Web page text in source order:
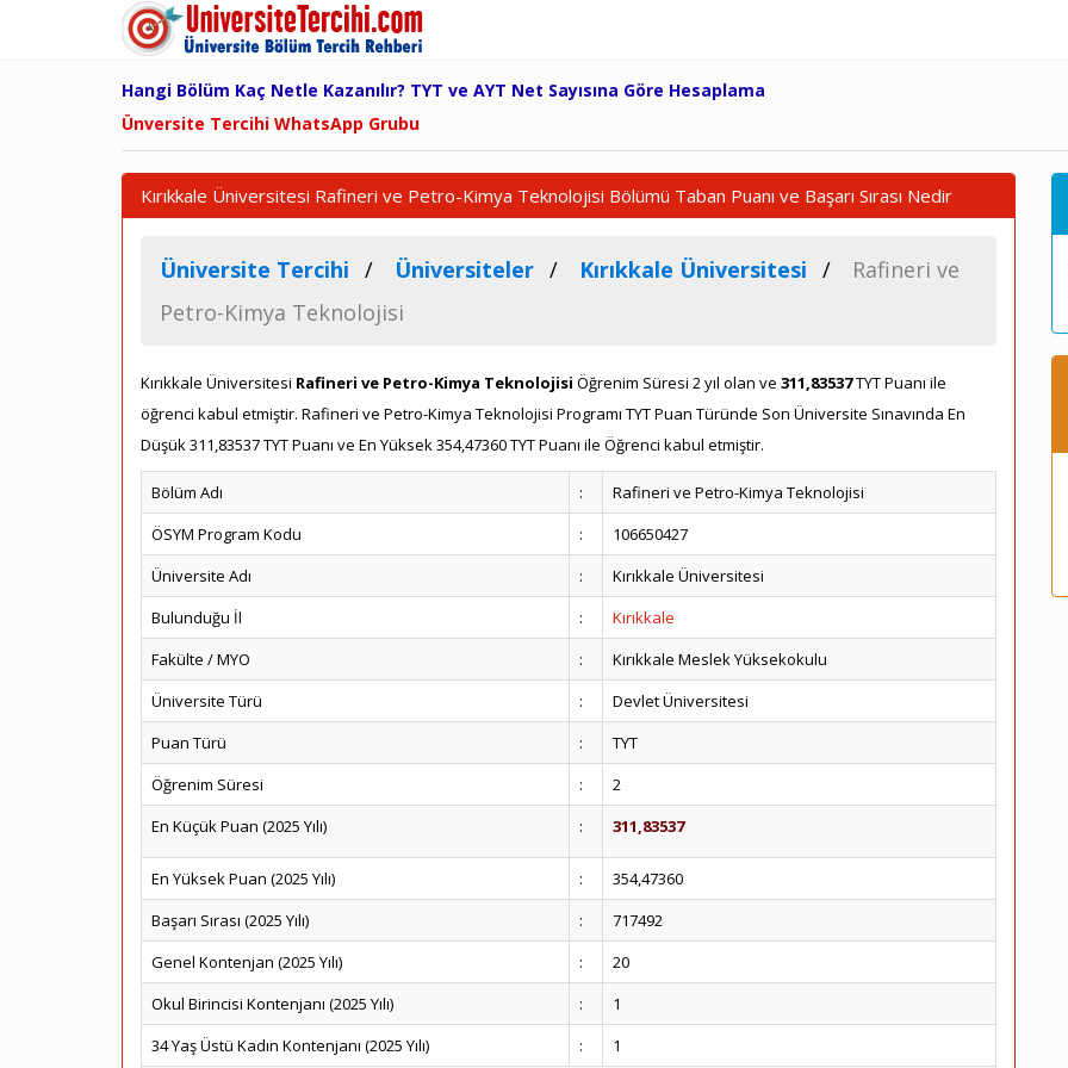
Hangi Bölüm Kaç Netle Kazanılır? TYT ve AYT Net Sayısına Göre Hesaplama
Ünversite Tercihi WhatsApp Grubu
Kırıkkale Üniversitesi Rafineri ve Petro-Kimya Teknolojisi Bölümü Taban Puanı ve Başarı Sırası Nedir
Üniversite Tercihi Üniversiteler Kırıkkale Üniversitesi
Rafineri ve
Petro-Kimya Teknolojisi
Kırıkkale Üniversitesi Rafineri ve Petro-Kimya Teknolojisi Öğrenim Süresi 2 yıl olan ve 311,83537TYT Puanı ile
öğrenci kabul etmiştir. Rafineri ve Petro-Kimya Teknolojisi Programı TYT Puan Türünde Son Üniversite Sınavında En
Düşük 311,83537 TYT Puanı ve En Yüksek 354,47360 TYT Puanı ile Öğrenci kabul etmiştir.
Bölüm Adı :
Rafineri ve Petro-Kimya Teknolojisi
ÖSYM Program Kodu
:
106650427
Üniversite Adı
:
Kırıkkale Üniversitesi
Bulunduğu İl
:
Kırıkkale
Fakülte / MYO
:
Kırıkkale Meslek Yüksekokulu
Üniversite Türü
:
Devlet Üniversitesi
Puan Türü
:
TYT
Öğrenim Süresi
:
2
En Küçük Puan (2025 Yılı)
: 311,83537
En Yüksek Puan (2025 Yılı) :
354,47360
Başarı Sırası (2025 Yılı)
:
717492
Genel Kontenjan (2025 Yılı)
:
20
Okul Birincisi Kontenjanı (2025 Yılı)
:
1
34 Yaş Üstü Kadın Kontenjanı (2025 Yılı)
: 1